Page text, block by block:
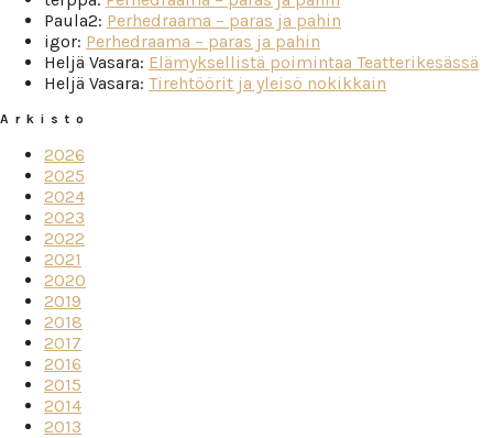
Paula2: Perhedraama – paras ja pahin
igor: Perhedraama – paras ja pahin
Heljä Vasara: Elämyksellistä poimintaa Teatterikesässä
Heljä Vasara: Tirehtöörit ja yleisö nokikkain
Arkisto
2026
2025
2024
2023
2022
2021
2020
2019
2018
2017
2016
2015
2014
2013